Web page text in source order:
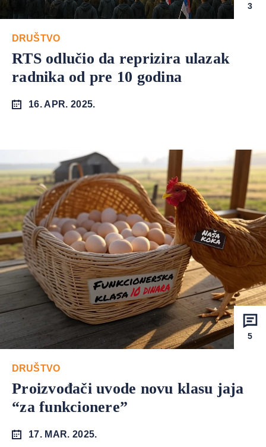
3
DRUŠTVO
RTS odlučio da reprizira ulazak
radnika od pre 10 godina
16. APR. 2025.
5
DRUŠTVO
Proizvođači uvode novu klasu jaja
“za funkcionere”
17. MAR. 2025.